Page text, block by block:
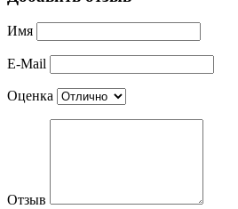
Имя
E-Mail
Оценка
Отзыв